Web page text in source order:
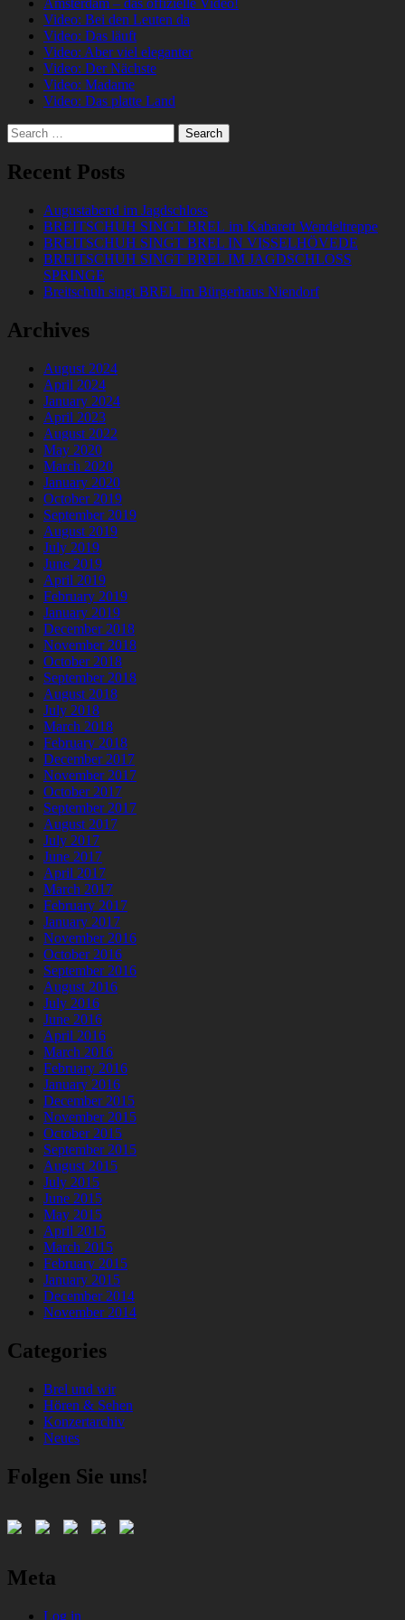
Video: Bei den Leuten da
Video: Das läuft
Video: Aber viel eleganter
Video: Der Nächste
Video: Madame
Video: Das platte Land
Search
for:
Recent Posts
Augustabend im Jagdschloss
BREITSCHUH SINGT BREL im Kabarett Wendeltreppe
BREITSCHUH SINGT BREL IN VISSELHÖVEDE
BREITSCHUH SINGT BREL IM JAGDSCHLOSS
SPRINGE
Breitschuh singt BREL im Bürgerhaus Niendorf
Archives
August 2024
April 2024
January 2024
April 2023
August 2022
May 2020
March 2020
January 2020
October 2019
September 2019
August 2019
July 2019
June 2019
April 2019
February 2019
January 2019
December 2018
November 2018
October 2018
September 2018
August 2018
July 2018
March 2018
February 2018
December 2017
November 2017
October 2017
September 2017
August 2017
July 2017
June 2017
April 2017
March 2017
February 2017
January 2017
November 2016
October 2016
September 2016
August 2016
July 2016
June 2016
April 2016
March 2016
February 2016
January 2016
December 2015
November 2015
October 2015
September 2015
August 2015
July 2015
June 2015
May 2015
April 2015
March 2015
February 2015
January 2015
December 2014
November 2014
Categories
Brel und wir
Hören & Sehen
Konzertarchiv
Neues
Folgen Sie uns!
Meta
Log in